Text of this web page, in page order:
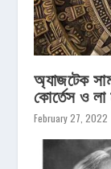
অ্যাজটেক
কোর্তেস ও লা
February 27, 2022